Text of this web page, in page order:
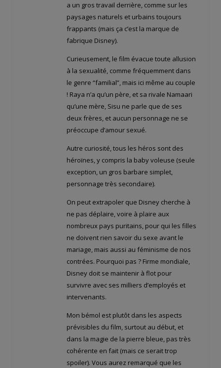
a un gros travail derrière, comme sur les
paysages naturels et urbains toujours
frappants (mais ça c’est la marque de
fabrique Disney).
Curieusement, le film évacue toute allusion
à la sexualité, comme fréquemment dans
le genre “familial”, mais ici même au couple
! Raya n’a qu’un père, et sa rivale Namaari
qu’une mère, Sisu ne parle que de ses
deux frères, et aucun personnage ne se
préoccupe d’amour sexué.
Autre curiosité, tous les héros sont des
héroïnes, y compris la baby voleuse (seule
exception, un gros barbare simplet,
personnage très secondaire).
On peut extrapoler que Disney cherche à
ne pas déplaire, voire à plaire aux
nombreux pays puritains, pour qui les filles
ne doivent rien savoir du sexe avant le
mariage, mais aussi au féminisme de nos
contrées. Pourquoi pas ? Firme mondiale,
Disney doit se maintenir à flot pour
survivre avec ses milliers d’employés et
intervenants.
Mon bémol est plutôt dans les aspects
prévisibles du film, surtout au début, et
dans la magie de la pierre bleue, pas très
cohérente en fait (mais ce serait trop
spoiler). Vous aurez remarqué que les